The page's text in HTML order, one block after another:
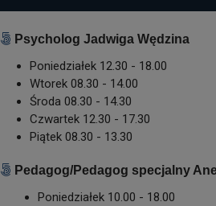
Psycholog Jadwiga Wędzina
Poniedziałek 12.30 - 18.00
Wtorek 08.30 - 14.00
Środa 08.30 - 14.30
Czwartek 12.30 - 17.30
Piątek 08.30 - 13.30
Pedagog/Pedagog specjalny
Poniedziałek 10.00 - 18.00